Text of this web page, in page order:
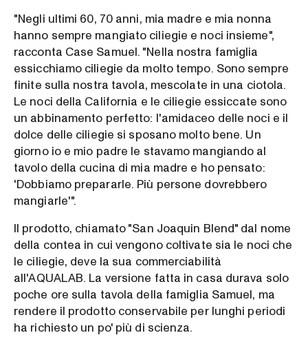
"Negli ultimi 60, 70 anni, mia madre e mia nonna
hanno sempre mangiato ciliegie e noci insieme",
racconta Case Samuel. "Nella nostra famiglia
essicchiamo ciliegie da molto tempo. Sono sempre
finite sulla nostra tavola, mescolate in una ciotola.
Le noci della California e le ciliegie essiccate sono
un abbinamento perfetto: l'amidaceo delle noci e il
dolce delle ciliegie si sposano molto bene. Un
giorno io e mio padre le stavamo mangiando al
tavolo della cucina di mia madre e ho pensato:
'Dobbiamo prepararle. Più persone dovrebbero
mangiarle'".
Il prodotto, chiamato "San Joaquin Blend" dal nome
della contea in cui vengono coltivate sia le noci che
le ciliegie, deve la sua commerciabilità
all'AQUALAB. La versione fatta in casa durava solo
poche ore sulla tavola della famiglia Samuel, ma
rendere il prodotto conservabile per lunghi periodi
ha richiesto un po' più di scienza.